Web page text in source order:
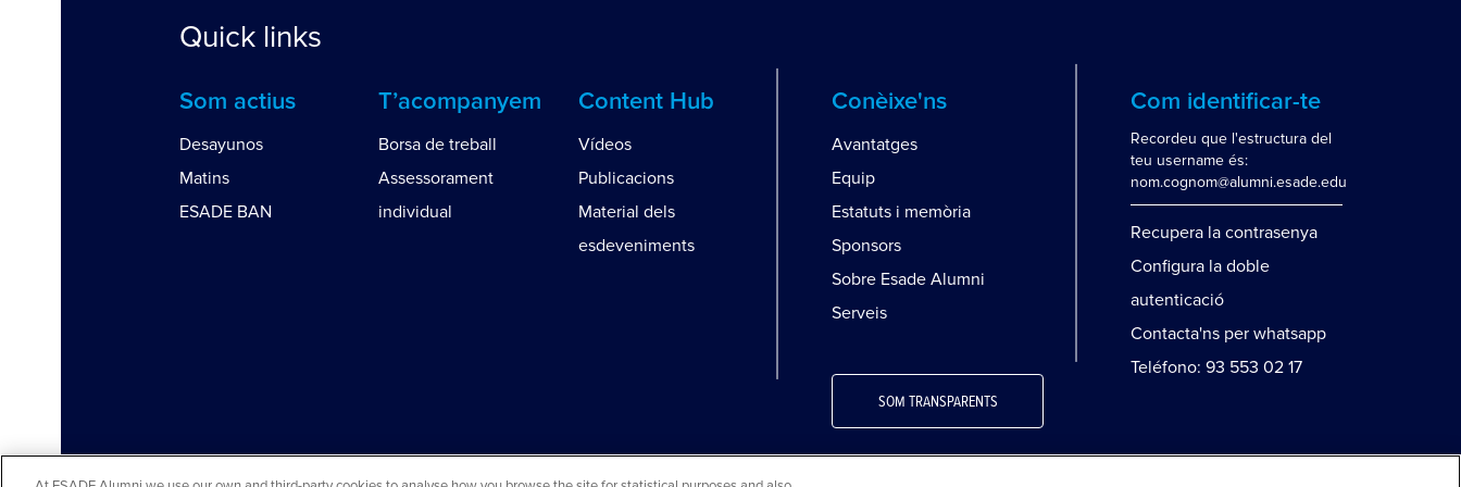
Quick links
Som actius
Desayunos
Matins
ESADE BAN
T’acompanyem
Borsa de treball
Assessorament
individual
Content Hub
Vídeos
Publicacions
Material dels
esdeveniments
Conèixe'ns
Avantatges
Equip
Estatuts i memòria
Sponsors
Sobre Esade Alumni
Serveis
SOM TRANSPARENTS
Com identificar-te
Recordeu que l'estructura del
teu username és:
nom.cognom@alumni.esade.edu
Recupera la contrasenya
Configura la doble
autenticació
Contacta'ns per whatsapp
Teléfono: 93 553 02 17